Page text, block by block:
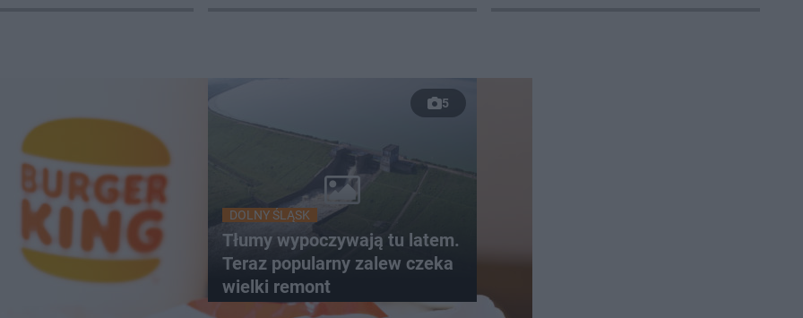
5
DOLNY ŚLĄSK
Tłumy wypoczywają tu latem.
Teraz popularny zalew czeka
wielki remont